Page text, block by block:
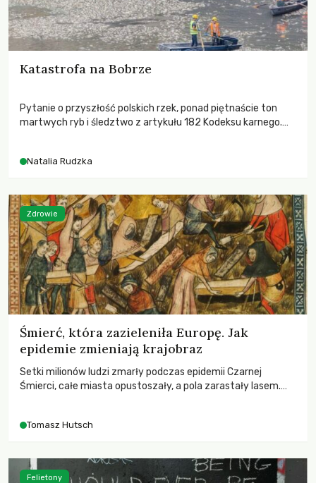
Katastrofa na Bobrze
Pytanie o przyszłość polskich rzek, ponad piętnaście ton
martwych ryb i śledztwo z artykułu 182 Kodeksu karnego.
zdarzeń prowadzących do biologicznej śmierci rzeki.
Natalia Rudzka
Śmierć, która zazieleniła Europę. Jak
epidemie zmieniają krajobraz
Setki milionów ludzi zmarły podczas epidemii Czarnej
Śmierci, całe miasta opustoszały, a pola zarastały lasem.
największych katastrof w swoich dziejach.
Tomasz Hutsch
Zdrowie
Felietony